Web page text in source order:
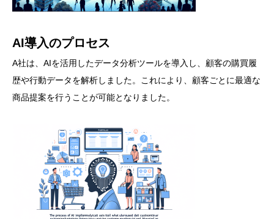
AI導入のプロセス
A社は、AIを活用したデータ分析ツールを導入し、顧客の購買履
歴や行動データを解析しました。これにより、顧客ごとに最適な
商品提案を行うことが可能となりました。